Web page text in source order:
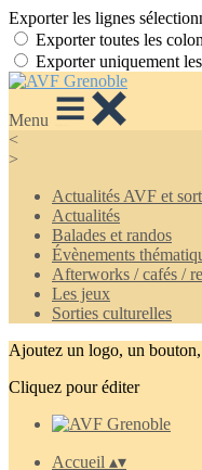
Exporter les lignes
Exporter toutes les
Exporter uniquement
Menu
<
>
Actualités AVF et
Actualités
Balades et randos
Évènements
Afterworks / cafés /
Les jeux
Sorties culturelles
Ajoutez un logo, un
Cliquez pour éditer
Accueil ▴▾